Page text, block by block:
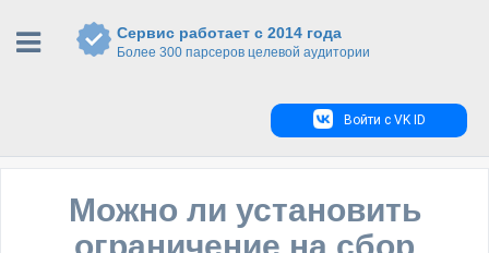
Сервис работает с 2014 года
Более 300 парсеров целевой аудитории
Войти с VK ID
Можно ли установить